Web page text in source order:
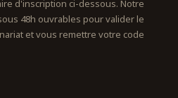
d'inscription ci-dessous. Notre
48h ouvrables pour valider le
et vous remettre votre code.